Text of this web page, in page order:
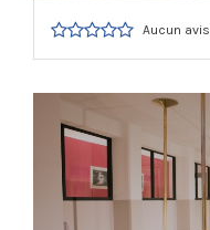
Aucun avis